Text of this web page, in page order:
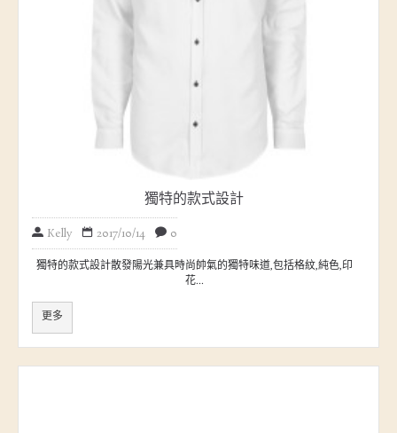
獨特的款式設計
Kelly 2017/10/14 0
獨特的款式設計散發陽光兼具時尚帥氣的獨特味道,包括格紋,純色,印
花...
更多